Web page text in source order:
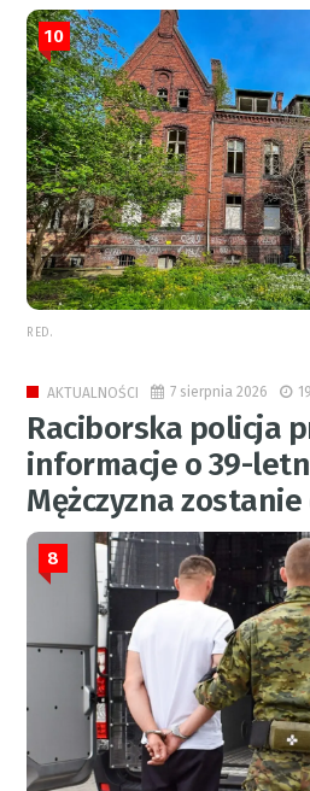
10
RED.
AKTUALNOŚCI 7 sierpnia 2026
Raciborska policja
informacje o 39-
Mężczyzna
8